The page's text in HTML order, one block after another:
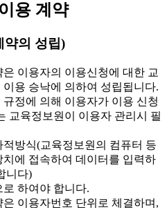
용 계약
약의 성립)
이용자의 이용신청에 대한 교
이용 승낙에 의하여 성립됩니다.
정에 의해 이용자가 이용 신청
교육정보원이 이용자 관리시 필
적방식(교육정보원의 컴퓨터 등
치에 접속하여 데이터를 입력하
니다)
로 하여야 합니다.
이용자번호 단위로 체결하며,